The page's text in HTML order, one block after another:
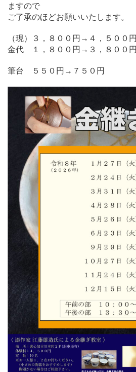
ますので
ご了承のほどお願いいたします。
（現）３，８００円→４，５００円
金代 １，８００円→３，８００円
筆台 ５５０円→７５０円